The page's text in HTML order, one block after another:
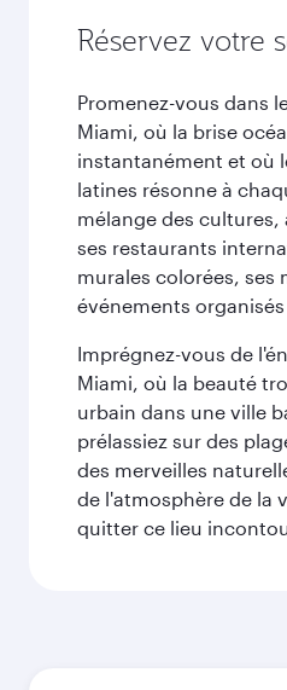
Réservez votre
Promenez-vous dans
Miami, où la brise
instantanément et où
latines résonne à
mélange des cultures,
ses restaurants
murales colorées, ses
événements
Imprégnez-vous de
Miami, où la beauté
urbain dans une ville
prélassiez sur des
des merveilles
de l'atmosphère de la
quitter ce lieu